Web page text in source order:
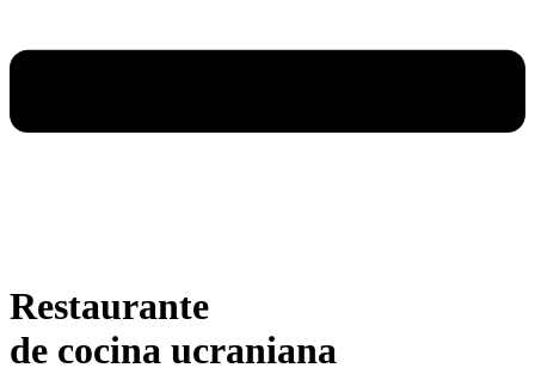
Restaurante
de cocina ucraniana